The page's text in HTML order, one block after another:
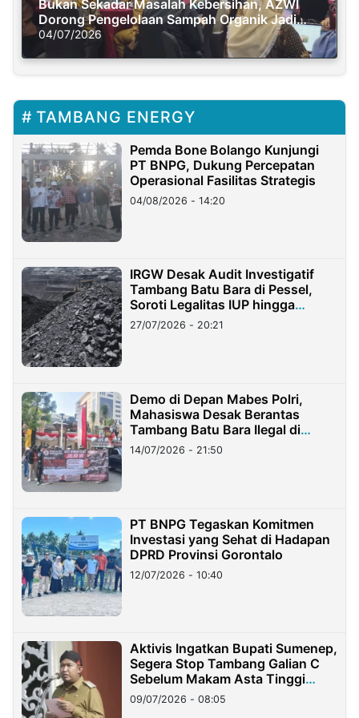
Bukan Sekadar Masalah Kebersihan, AZWI
Dorong Pengelolaan Sampah Organik Jadi
Solusi Krisis Iklim
04/07/2026
TAMBANG ENERGY
Pemda Bone Bolango Kunjungi
PT BNPG, Dukung Percepatan
Operasional Fasilitas Strategis
04/08/2026 - 14:20
IRGW Desak Audit Investigatif
Tambang Batu Bara di Pessel,
Soroti Legalitas IUP hingga
Stockpile
27/07/2026 - 20:21
Demo di Depan Mabes Polri,
Mahasiswa Desak Berantas
Tambang Batu Bara Ilegal di
Lampung
14/07/2026 - 21:50
PT BNPG Tegaskan Komitmen
Investasi yang Sehat di Hadapan
DPRD Provinsi Gorontalo
12/07/2026 - 10:40
Aktivis Ingatkan Bupati Sumenep,
Segera Stop Tambang Galian C
Sebelum Makam Asta Tinggi
Longsor
09/07/2026 - 08:05